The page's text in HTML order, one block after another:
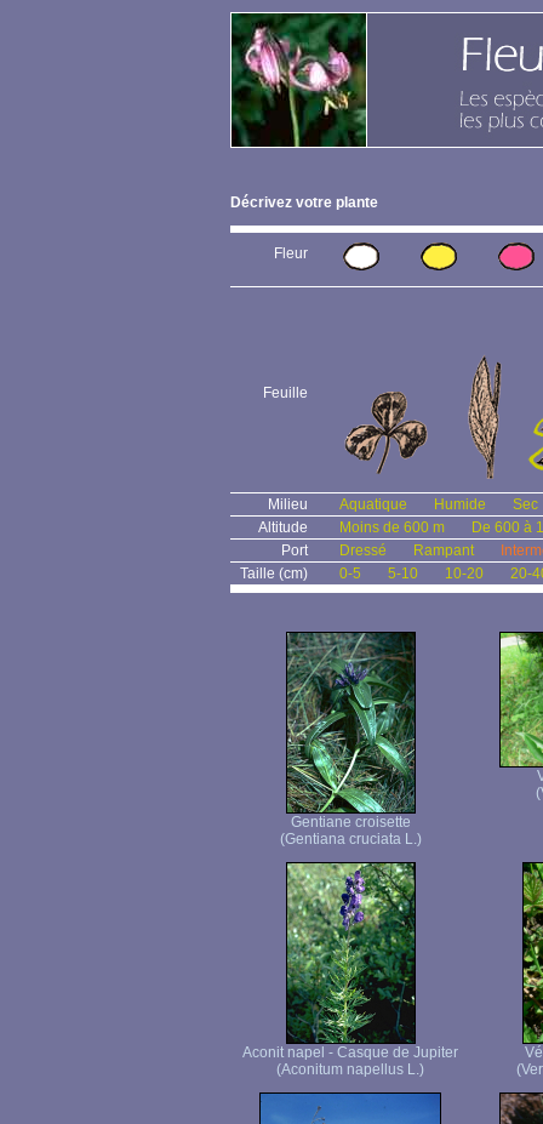
Décrivez votre plante
Fleur
Feuille
Milieu Aquatique Humide
Sec
Altitude
Moins de 600 m
De 600 à
Port
Dressé Rampant
Taille (cm)
0-5 5-10 10-20 20-
Gentiane croisette
(Gentiana cruciata L.)
Aconit napel - Casque de Jupiter
(Aconitum napellus L.)